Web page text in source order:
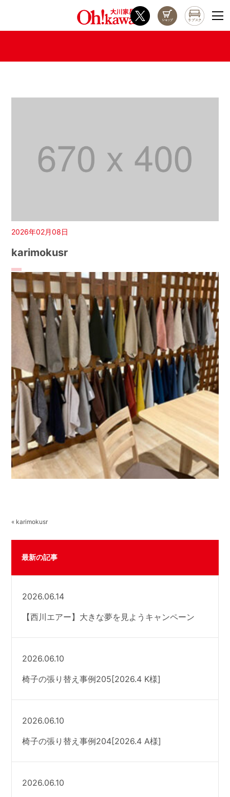
2026年02月08日
karimokusr
« karimokusr
最新の記事
2026.06.14
【西川エアー】大きな夢を見ようキャンペーン
2026.06.10
椅子の張り替え事例205[2026.4 K様]
2026.06.10
椅子の張り替え事例204[2026.4 A様]
2026.06.10